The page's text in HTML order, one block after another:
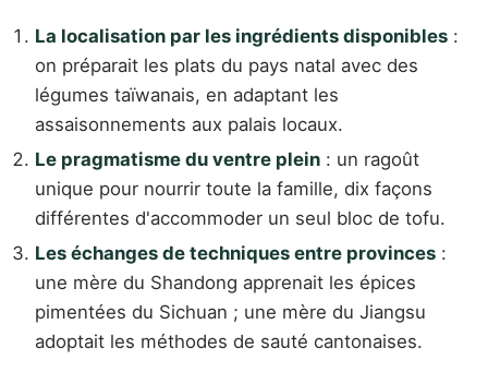
La localisation par les ingrédients disponibles :
on préparait les plats du pays natal avec des
légumes taïwanais, en adaptant les
assaisonnements aux palais locaux.
Le pragmatisme du ventre plein : un ragoût
unique pour nourrir toute la famille, dix façons
différentes d'accommoder un seul bloc de tofu.
Les échanges de techniques entre provinces :
une mère du Shandong apprenait les épices
pimentées du Sichuan ; une mère du Jiangsu
adoptait les méthodes de sauté cantonaises.